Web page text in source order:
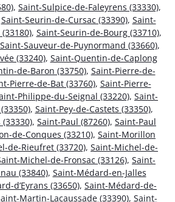
, Saint-Sulpice-de-Faleyrens (33330),
Saint-Seurin-de-Cursac (33390), Saint-
, Saint-Seurin-de-Bourg (33710),
Saint-Sauveur-de-Puynormand (33660),
(33240), Saint-Quentin-de-Caplong
de-Baron (33750), Saint-Pierre-de-
Pierre-de-Bat (33760), Saint-Pierre-
Philippe-du-Seignal (33220), Saint-
, Saint-Pey-de-Castets (33350),
(33330), Saint-Paul (87260), Saint-Paul
de-Conques (33210), Saint-Morillon
de-Rieufret (33720), Saint-Michel-de-
Michel-de-Fronsac (33126), Saint-
(33840), Saint-Médard-en-Jalles
d’Eyrans (33650), Saint-Médard-de-
Martin-Lacaussade (33390), Saint-